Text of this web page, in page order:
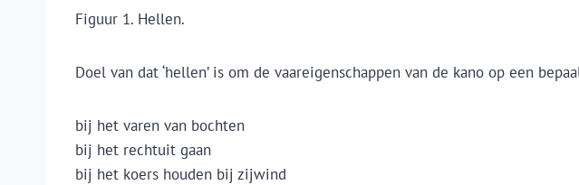
Figuur 1. Hellen.
Doel van dat ‘hellen’ is om de vaareigenschappen van de kano op een
bij het varen van bochten
bij het rechtuit gaan
bij het koers houden bij zijwind